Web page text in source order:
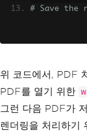
# Save the
webbrowser
.
위 코드에서, PDF
PDF를 열기 위한
그런 다음 PDF가
렌더링을 처리하기